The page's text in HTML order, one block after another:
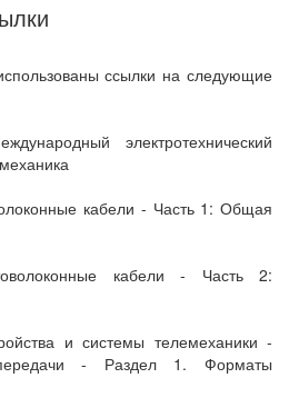
ссылки на следующие
электротехнический
кабели - Часть 1: Общая
кабели - Часть 2:
и системы телемеханики -
- Раздел 1. Форматы